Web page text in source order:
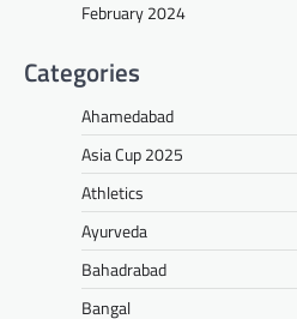
February 2024
Categories
Ahamedabad
Asia Cup 2025
Athletics
Ayurveda
Bahadrabad
Bangal